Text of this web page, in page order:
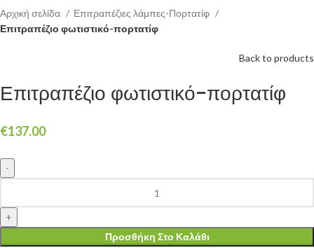
Αρχική σελίδα
Επιτραπέζιες λάμπες-Πορτατίφ
Επιτραπέζιο φωτιστικό-πορτατίφ
Back to products
Επιτραπέζιο φωτιστικό-πορτατίφ
€137.00
πορτατίφ
ποσότητα
Προσθήκη Στο Καλάθι